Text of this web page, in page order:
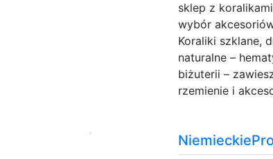
sklep z
wybór
Koraliki szklane,
naturalne –
biżuterii –
rzemienie i